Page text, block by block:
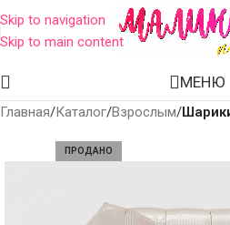
Skip to navigation
Skip to main content
МЕНЮ
Главная Каталог Взрослым
ПРОДАНО